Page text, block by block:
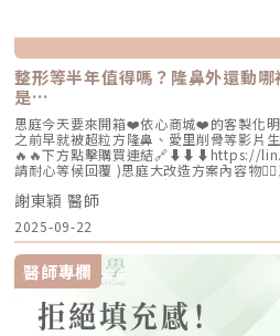
整形等半年值得嗎？隆鼻外還動
是…
思庭今天要來開箱❤️依心商城❤️的客製化
之前早就被超粒方隆鼻、愛里削骨等影片
🔥🔥下方點擊購買連結🔗⬇️⬇️⬇️https://
請耐心等候回覆 )思庭大改造方案內容物
(加購縮鼻翼、敲鼻骨、貴族手術)👄微笑
要：00:00 搶先看⚡⚡01:43 開箱手術方案
爪前額拉提02:36 中臉隆鼻分析 : 結構式
分析 : 微笑嘴角+嘴扁肉拉提04:43 華麗
⭐⭐⭐⭐⭐▸▸歡迎合作洽談：
美整形外科診所地址｜台北市信義區基隆
2345-6777官方網站｜https://
https://follow-heart.com/line臉書粉專
heart.com/case_fbIG追起來｜https://
heart.com/case_igWeChat ID｜
謝東穎 醫師
2025-09-22
醫師專欄